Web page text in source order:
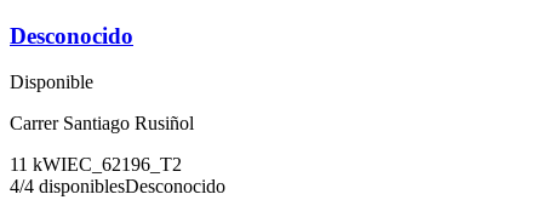
Desconocido
Disponible
Carrer Santiago Rusiñol
11 kWIEC_62196_T2
4/4 disponiblesDesconocido